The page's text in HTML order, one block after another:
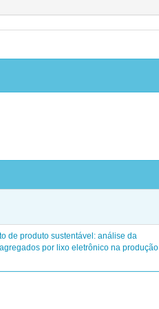
de produto sustentável: análise da
por lixo eletrônico na produção